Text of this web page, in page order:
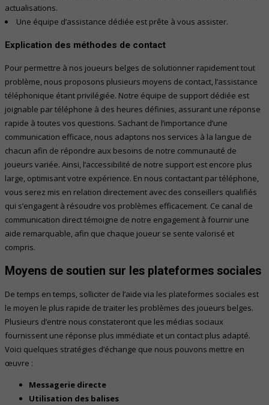
actualisations.
Une équipe d’assistance dédiée est prête à vous assister.
Explication des méthodes de contact
Pour permettre à nos joueurs belges de solutionner rapidement tout
problème, nous proposons plusieurs moyens de contact, l’assistance
téléphonique étant privilégiée. Notre équipe de support dédiée est
joignable par téléphone à des heures définies, assurant une réponse
rapide à toutes vos questions. Sachant de l’importance d’une
communication efficace, nous adaptons nos services à la langue de
chacun afin de répondre aux besoins de notre communauté de
joueurs variée. Ainsi, l’accessibilité de notre support est encore plus
large, optimisant votre expérience. En nous contactant par téléphone,
vous serez mis en relation directement avec des conseillers qualifiés
qui s’engagent à résoudre vos problèmes efficacement. Ce canal de
communication direct témoigne de notre engagement à fournir une
aide remarquable, afin que chaque joueur se sente valorisé et
compris.
Moyens de soutien sur les plateformes sociales
De temps en temps, solliciter de l’aide via les plateformes sociales est
le moyen le plus rapide de traiter les problèmes des joueurs belges.
Plusieurs d’entre nous constateront que les médias sociaux
fournissent une réponse plus immédiate et un contact plus adapté.
Voici quelques stratégies d’échange que nous pouvons mettre en
œuvre :
Messagerie directe
Utilisation des balises